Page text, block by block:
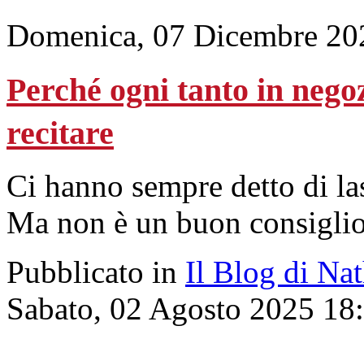
Domenica, 07 Dicembre
Perché ogni tanto in
recitare
Ci hanno sempre detto di
Ma non è un buon
Pubblicato in Il Blog di
Sabato, 02 Agosto 2025